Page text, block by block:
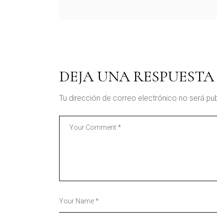
DEJA UNA RESPUESTA
Tu dirección de correo electrónico no será